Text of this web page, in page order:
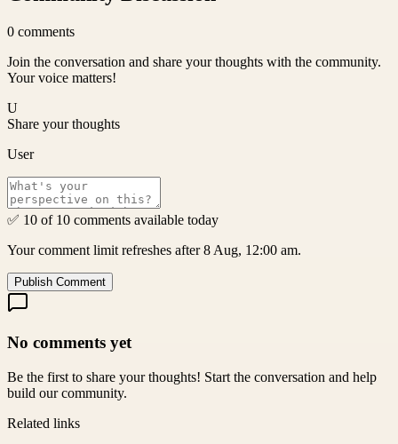
0 comments
Join the conversation and share your thoughts with the community.
Your voice matters!
U
Share your thoughts
User
✅ 10 of 10 comments available today
Your comment limit refreshes after 8 Aug, 12:00 am.
Publish Comment
No comments yet
Be the first to share your thoughts! Start the conversation and help
build our community.
Related links